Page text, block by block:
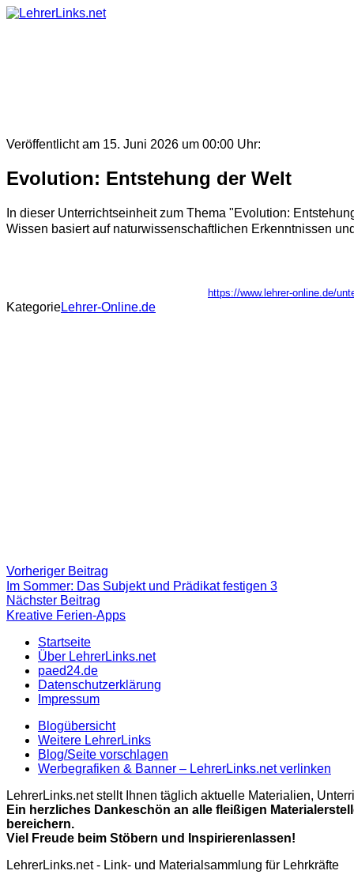
Skip
Veröffentlicht am 15. Juni 2026 um 00:00 Uhr:
Evolution: Entstehung der Welt
In dieser Unterrichtseinheit zum Thema "Evolution:
Wissen basiert auf naturwissenschaftlichen Erkenntnissen
https://www.lehrer-online.de/
KategorieLehrer-Online.de
Beitragsnavigation
Vorheriger Beitrag
Beitrag:
Im Sommer: Das Subjekt und Prädikat festigen 3
Nächster Beitrag
Beitrag
Kreative Ferien-Apps
Startseite
Über LehrerLinks.net
paed24.de
Datenschutzerklärung
Impressum
Blogübersicht
Weitere LehrerLinks
Blog/Seite vorschlagen
Werbegrafiken & Banner – LehrerLinks.net verlinken
LehrerLinks.net stellt Ihnen täglich aktuelle Materialien,
Ein herzliches Dankeschön an alle fleißigen
bereichern.
Viel Freude beim Stöbern und Inspirierenlassen!
LehrerLinks.net - Link- und Materialsammlung für Lehrkräfte